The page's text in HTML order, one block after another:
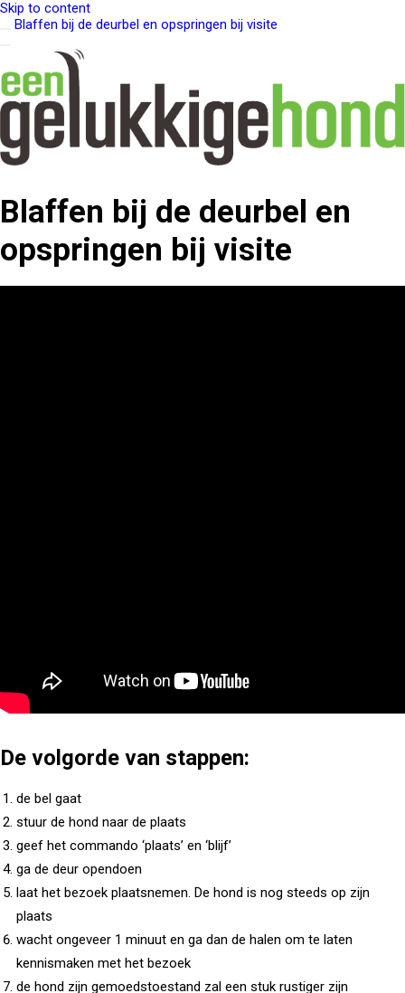
Skip to content
Blaffen bij de deurbel en opspringen bij visite
Blaffen bij de deurbel en
opspringen bij visite
De volgorde van stappen:
de bel gaat
stuur de hond naar de plaats
geef het commando ‘plaats’ en ‘blijf’
ga de deur opendoen
laat het bezoek plaatsnemen. De hond is nog steeds op zijn
plaats
wacht ongeveer 1 minuut en ga dan de halen om te laten
kennismaken met het bezoek
de hond zijn gemoedstoestand zal een stuk rustiger zijn